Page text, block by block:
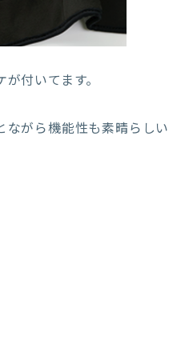
付いてます。
ながら機能性も素晴らしい